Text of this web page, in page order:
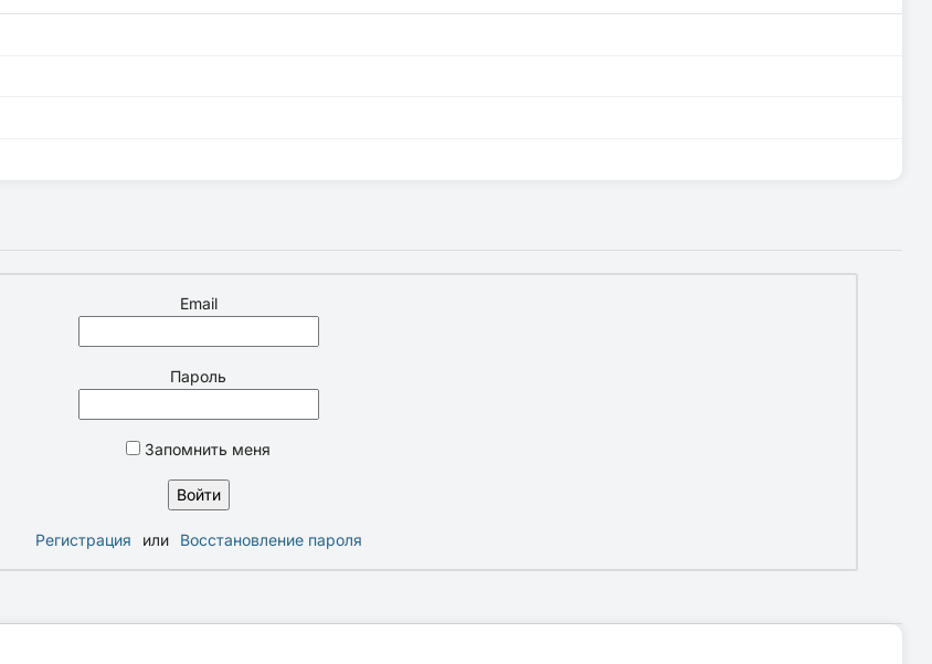
Email
Пароль
Запомнить меня
Регистрация или Восстановление пароля